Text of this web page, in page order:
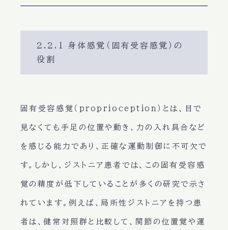
2.2.1 身体感覚（固有受容感覚）の
役割
固有受容感覚（proprioception）とは、目で
見なくても手足の位置や動き、力の入れ具合など
を感じる能力であり、正確な運動制御に不可欠で
す。しかし、ジストニア患者では、この固有受容感
覚の精度が低下していることが多くの研究で示さ
れています。例えば、局所性ジストニアを持つ患
者は、健常対照群と比較して、関節の位置覚や運